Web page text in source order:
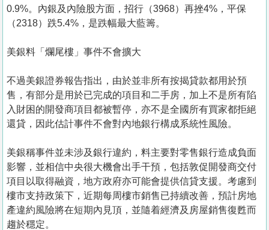
0.9%。內銀及內險股方面，招行（3968）再挫4%，平保
（2318）跌5.4%，是跌幅最大藍籌。
美銀料「爛尾樓」事件不會擴大
不過美銀證券報告指出，由於並非所有按揭貸款都用於預
售，有部分是用於已完成的項目和二手房，加上不是所有陷
入財困的開發商項目都被暫停，亦不是全國所有買家都拒絕
還貸，因此估計事件不會對內地銀行構成系統性風險。
美銀稱事件並未涉及銀行違約，料主要對零售銀行造成負面
影響，並相信中央很大機會出手干預，包括敦促開發商交付
項目以取得融資，地方政府亦可能會提供信貸支援。考慮到
樓市支持政策下，近期每周樓市銷售已持續改善，預計房地
產違約風險將在短期內見頂，並隨着經濟及房屋銷售復甦而
趨於穩定。